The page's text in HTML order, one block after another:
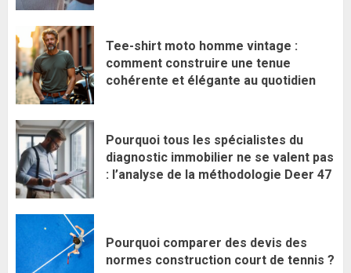
Tee-shirt moto homme vintage :
comment construire une tenue
cohérente et élégante au quotidien
Pourquoi tous les spécialistes du
diagnostic immobilier ne se valent pas
: l’analyse de la méthodologie Deer 47
Pourquoi comparer des devis des
normes construction court de tennis ?